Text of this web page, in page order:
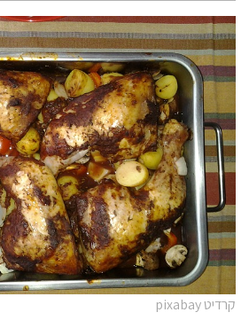
קרדיט pixabay